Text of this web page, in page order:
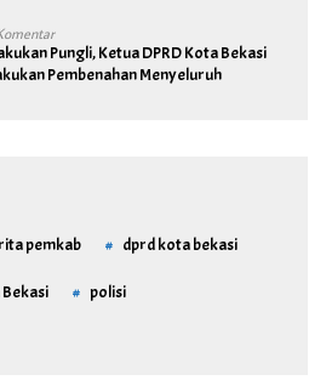
Pungli, Ketua DPRD Kota Bekasi
Pembenahan Menyeluruh
pemkab dprd kota bekasi
polisi